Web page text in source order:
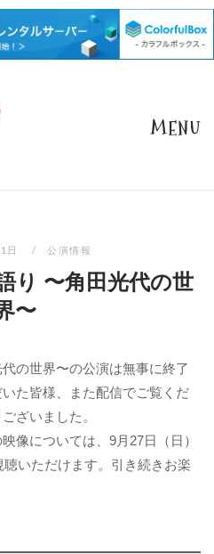
MENU
日 公演情報
り 〜角田光代の世
〜
の世界〜の公演は無事に終了
た皆様、また配信でご覧くだ
ざいました。
像については、9月27日（日）
いただけます。引き続きお楽